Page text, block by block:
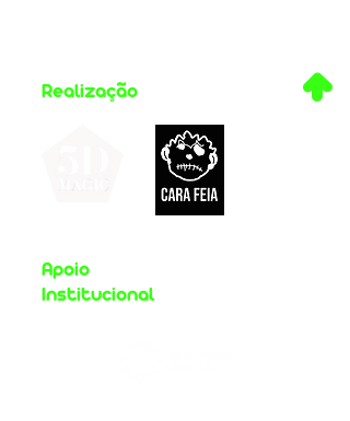
Realização .
Apoio
Institucional